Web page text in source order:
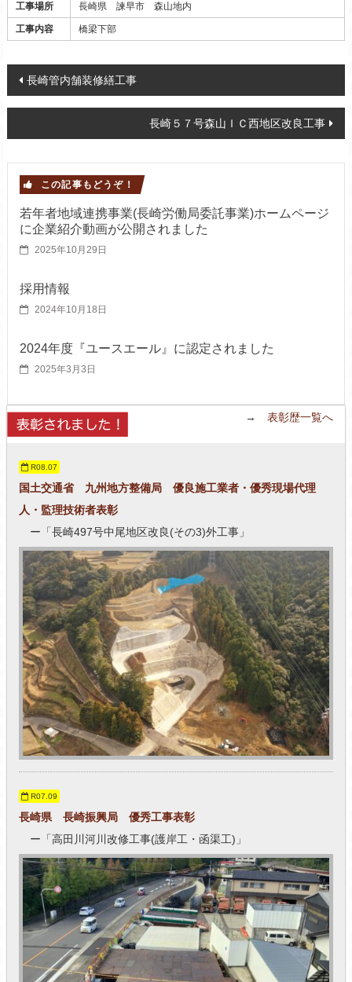
工事場所 長崎県 諫早市 森山地内
工事内容 橋梁下部
Post navigation
長崎管内舗装修繕工事
長崎５７号森山ＩＣ西地区改良工事
この記事もどうぞ！
若年者地域連携事業(長崎労働局委託事業)ホームページ
に企業紹介動画が公開されました
2025年10月29日
採用情報
2024年10月18日
2024年度『ユースエール』に認定されました
2025年3月3日
R08.07
国土交通省 九州地方整備局 優良施工業者・優秀現場代理
人・監理技術者表彰
ー「長崎497号中尾地区改良(その3)外工事」
R07.09
長崎県 長崎振興局 優秀工事表彰
ー「高田川河川改修工事(護岸工・函渠工)」
→表彰歴一覧へ